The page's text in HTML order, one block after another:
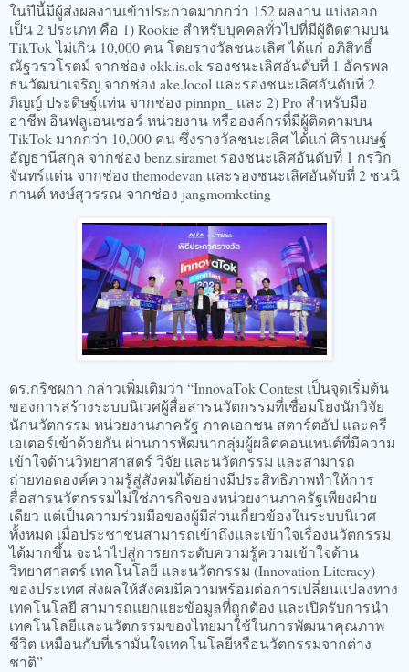
ในปีนี้มีผู้ส่งผลงานเข้าประกวดมากกว่า 152 ผลงาน แบ่งออก
เป็น 2 ประเภท คือ 1) Rookie สำหรับบุคคลทั่วไปที่มีผู้ติดตามบน
TikTok ไม่เกิน 10,000 คน โดยรางวัลชนะเลิศ ได้แก่ อภิสิทธิ์
ณัฐวรวโรตม์ จากช่อง okk.is.ok รองชนะเลิศอันดับที่ 1 อัครพล
ธนวัฒนาเจริญ จากช่อง ake.locol และรองชนะเลิศอันดับที่ 2
ภิญญ์ ประดิษฐ์แท่น จากช่อง pinnpn_ และ 2) Pro สำหรับมือ
อาชีพ อินฟลูเอนเซอร์ หน่วยงาน หรือองค์กรที่มีผู้ติดตามบน
TikTok มากกว่า 10,000 คน ซึ่งรางวัลชนะเลิศ ได้แก่ ศิราเมษฐ์
อัญธานีสกุล จากช่อง benz.siramet รองชนะเลิศอันดับที่ 1 กรวิก
จันทร์แด่น จากช่อง themodevan และรองชนะเลิศอันดับที่ 2 ชนนิ
กานต์ หงษ์สุวรรณ จากช่อง jangmomketing
ดร.กริชผกา กล่าวเพิ่มเติมว่า “InnovaTok Contest เป็นจุดเริ่มต้น
ของการสร้างระบบนิเวศผู้สื่อสารนวัตกรรมที่เชื่อมโยงนักวิจัย
นักนวัตกรรม หน่วยงานภาครัฐ ภาคเอกชน สตาร์ตอัป และครี
เอเตอร์เข้าด้วยกัน ผ่านการพัฒนากลุ่มผู้ผลิตคอนเทนต์ที่มีความ
เข้าใจด้านวิทยาศาสตร์ วิจัย และนวัตกรรม และสามารถ
ถ่ายทอดองค์ความรู้สู่สังคมได้อย่างมีประสิทธิภาพทำให้การ
สื่อสารนวัตกรรมไม่ใช่ภารกิจของหน่วยงานภาครัฐเพียงฝ่าย
เดียว แต่เป็นความร่วมมือของผู้มีส่วนเกี่ยวข้องในระบบนิเวศ
ทั้งหมด เมื่อประชาชนสามารถเข้าถึงและเข้าใจเรื่องนวัตกรรม
ได้มากขึ้น จะนำไปสู่การยกระดับความรู้ความเข้าใจด้าน
วิทยาศาสตร์ เทคโนโลยี และนวัตกรรม (Innovation Literacy)
ของประเทศ ส่งผลให้สังคมมีความพร้อมต่อการเปลี่ยนแปลงทาง
เทคโนโลยี สามารถแยกแยะข้อมูลที่ถูกต้อง และเปิดรับการนำ
เทคโนโลยีและนวัตกรรมของไทยมาใช้ในการพัฒนาคุณภาพ
ชีวิต เหมือนกับที่เรามั่นใจเทคโนโลยีหรือนวัตกรรมจากต่าง
ชาติ”